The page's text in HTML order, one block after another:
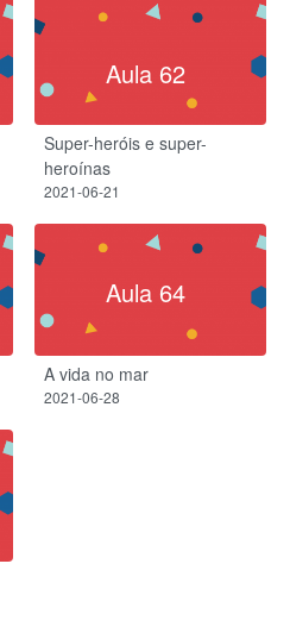
Aula 62
Super-heróis e super-
heroínas
2021-06-21
Aula 64
A vida no mar
2021-06-28